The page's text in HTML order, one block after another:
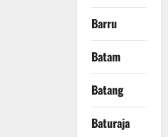
Barru
Batam
Batang
Baturaja